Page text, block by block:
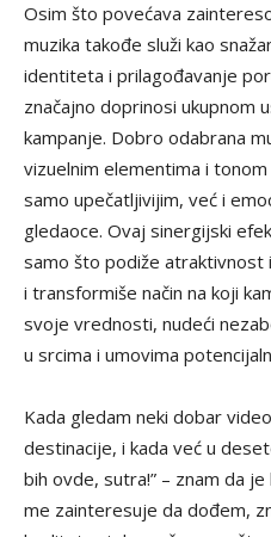
Osim što povećava
muzika takođe služi kao
identiteta i prilagođavanje
značajno doprinosi ukupnom
kampanje. Dobro odabrana
vizuelnim elementima i
samo upečatljivijim, već i
gledaoce. Ovaj sinergijski
samo što podiže atraktivnost
i transformiše način na koji
svoje vrednosti, nudeći
u srcima i umovima
Kada gledam neki dobar
destinacije, i kada već u
bih ovde, sutra!” – znam da
me zainteresuje da dođem,